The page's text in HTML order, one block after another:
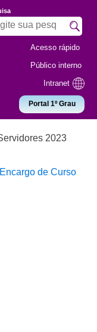
Acesso rápido
Público interno
Intranet
Portal 1º Grau
2023
de Curso